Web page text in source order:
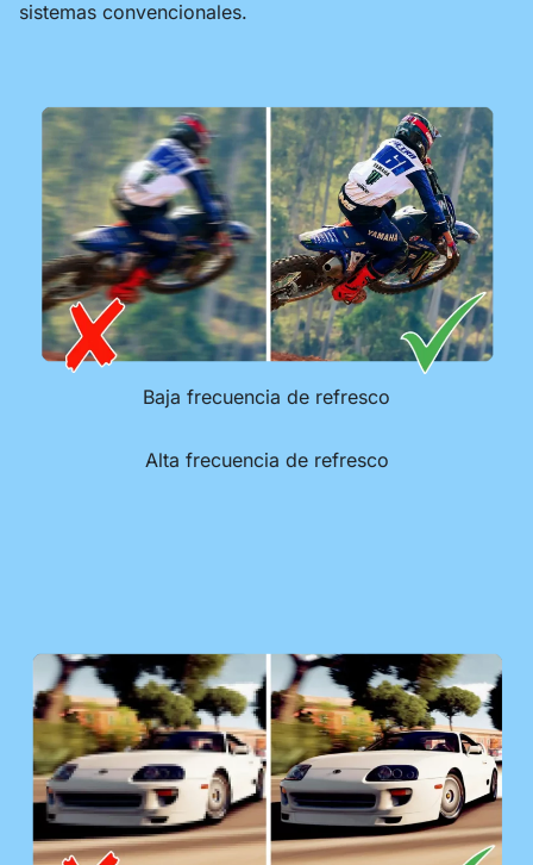
sistemas convencionales.
Baja frecuencia de refresco
Alta frecuencia de refresco